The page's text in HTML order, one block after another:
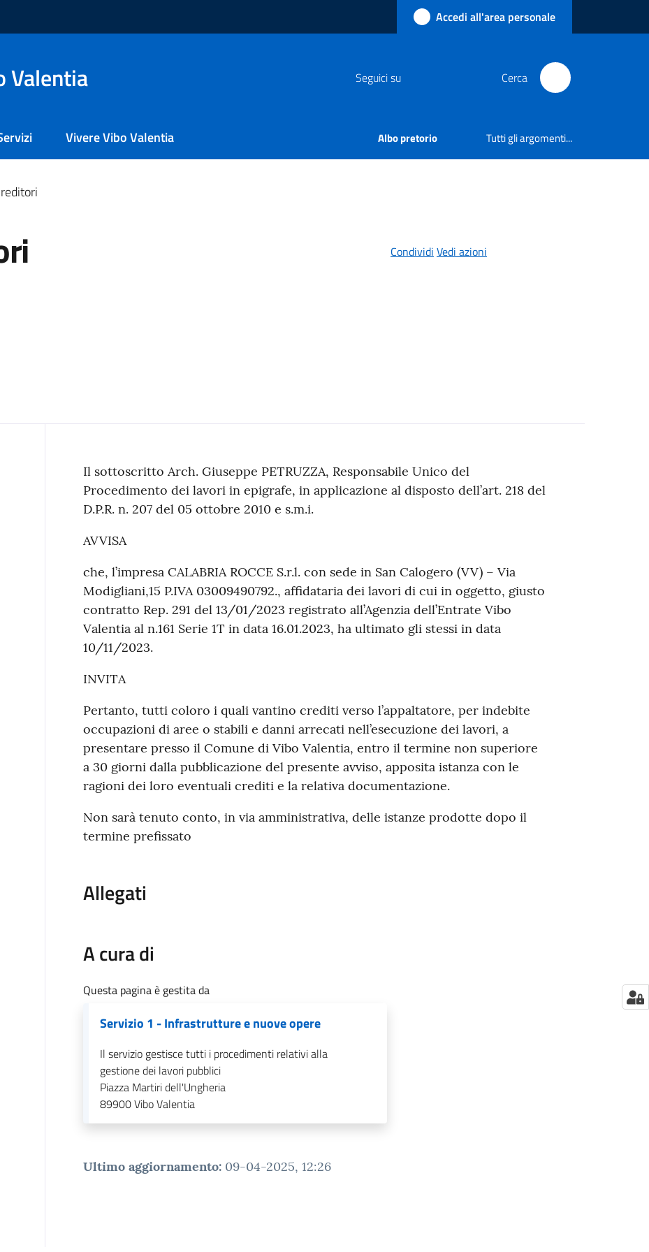
Accedi all'area personale
Valentia Seguici su Cerca
Vivere Vibo Valentia Albo pretorio Tutti gli argomenti...
Condividi Vedi azioni
Contenuto
Il sottoscritto Arch. Giuseppe PETRUZZA, Responsabile Unico del
Procedimento dei lavori in epigrafe, in applicazione al disposto dell’art. 218 del
D.P.R. n. 207 del 05 ottobre 2010 e s.m.i.
AVVISA
che, l’impresa CALABRIA ROCCE S.r.l. con sede in San Calogero (VV) – Via
Modigliani,15 P.IVA 03009490792., affidataria dei lavori di cui in oggetto, giusto
contratto Rep. 291 del 13/01/2023 registrato all’Agenzia dell’Entrate Vibo
Valentia al n.161 Serie 1T in data 16.01.2023, ha ultimato gli stessi in data
10/11/2023.
INVITA
Pertanto, tutti coloro i quali vantino crediti verso l’appaltatore, per indebite
occupazioni di aree o stabili e danni arrecati nell’esecuzione dei lavori, a
presentare presso il Comune di Vibo Valentia, entro il termine non superiore
a 30 giorni dalla pubblicazione del presente avviso, apposita istanza con le
ragioni dei loro eventuali crediti e la relativa documentazione.
Non sarà tenuto conto, in via amministrativa, delle istanze prodotte dopo il
termine prefissato
Allegati
A cura di
Questa pagina è gestita da
Servizio 1 - Infrastrutture e nuove opere
Il servizio gestisce tutti i procedimenti relativi alla
gestione dei lavori pubblici
Piazza Martiri dell'Ungheria
89900Vibo Valentia
Ultimo aggiornamento: 09-04-2025, 12:26